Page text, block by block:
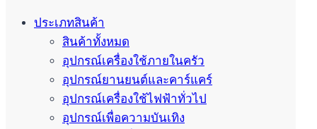
ประเภทสินค้า
สินค้าทั้งหมด
อุปกรณ์เครื่องใช้ภายในครัว
อุปกรณ์ยานยนต์และคาร์แคร์
อุปกรณ์เครื่องใช้ไฟฟ้าทั่วไป
อุปกรณ์เพื่อความบันเทิง